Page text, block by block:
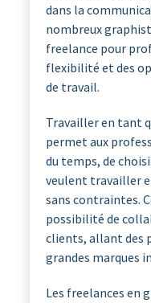
dans la
nombreux
freelance pour
flexibilité et des
de travail.
Travailler en tant
permet aux
du temps, de
veulent travailler
sans contraintes.
possibilité de
clients, allant des
grandes marques
Les freelances en